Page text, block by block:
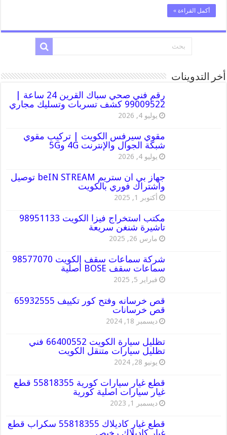
أكمل القراءة »
أخر التدوينات
رقم فني صحي سباك القرين 24 ساعة |
99009522 كشف تسربات وتسليك مجاري
يوليو 4, 2026
مقوي سيرفس الكويت | تركيب مقوي
شبكة الجوال والإنترنت 4G و5G
يوليو 4, 2026
جهاز بي ان ستريم beIN STREAM توصيل
واشتراك فوري بالكويت
أكتوبر 1, 2025
مكتب استخراج فيزا الكويت 98951133
تاشيرة شنغن سريعة
مارس 26, 2025
شركة سماعات سقف الكويت 98577070
سماعات سقف BOSE أصلية
فبراير 5, 2025
قص خرسانه وفتح كور تكييف 65932555
قص خرسانات
ديسمبر 18, 2024
تظليل سيارة الكويت 66400552 فني
تظليل سيارات متنقل الكويت
يونيو 28, 2024
قطع غيار سيارات كورية 55818355 قطع
غيار سيارات اصلية كورية
ديسمبر 1, 2023
قطع غيار كاديلاك 55818355 سكراب قطع
غيار كاديلاك رخيص